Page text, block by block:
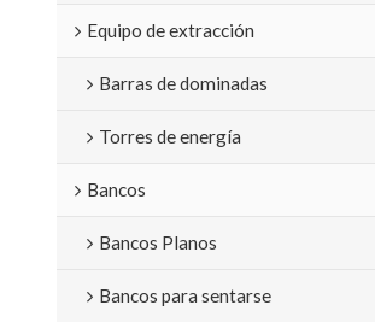
Equipo de extracción
Barras de dominadas
Torres de energía
Bancos
Bancos Planos
Bancos para sentarse